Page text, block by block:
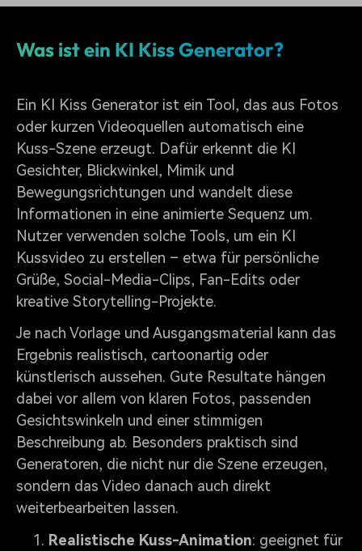
Was ist ein KI Kiss Generator?
Ein KI Kiss Generator ist ein Tool, das aus Fotos
oder kurzen Videoquellen automatisch eine
Kuss-Szene erzeugt. Dafür erkennt die KI
Gesichter, Blickwinkel, Mimik und
Bewegungsrichtungen und wandelt diese
Informationen in eine animierte Sequenz um.
Nutzer verwenden solche Tools, um ein KI
Kussvideo zu erstellen – etwa für persönliche
Grüße, Social-Media-Clips, Fan-Edits oder
kreative Storytelling-Projekte.
Je nach Vorlage und Ausgangsmaterial kann das
Ergebnis realistisch, cartoonartig oder
künstlerisch aussehen. Gute Resultate hängen
dabei vor allem von klaren Fotos, passenden
Gesichtswinkeln und einer stimmigen
Beschreibung ab. Besonders praktisch sind
Generatoren, die nicht nur die Szene erzeugen,
sondern das Video danach auch direkt
weiterbearbeiten lassen.
Realistische Kuss-Animation: geeignet für